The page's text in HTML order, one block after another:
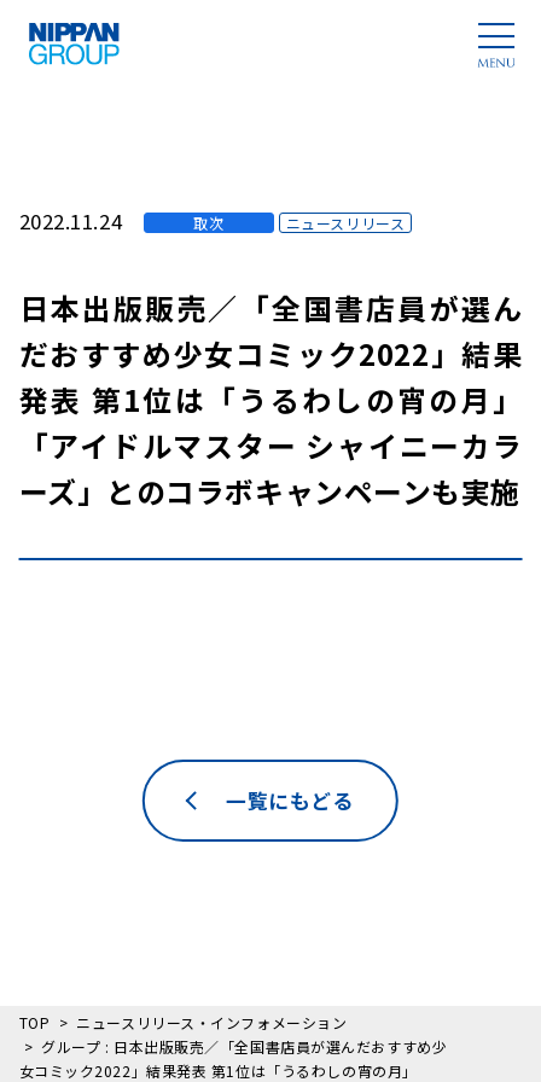
2022.11.24 取次 ニュースリリース
日本出版販売／「全国書店員が選ん
だおすすめ少女コミック2022」結果
発表 第1位は「うるわしの宵の月」
「アイドルマスター シャイニーカラ
ーズ」とのコラボキャンペーンも実施
一覧にもどる
TOP
ニュースリリース・インフォメーション
グループ : 日本出版販売／「全国書店員が選んだおすすめ少
女コミック2022」結果発表 第1位は「うるわしの宵の月」